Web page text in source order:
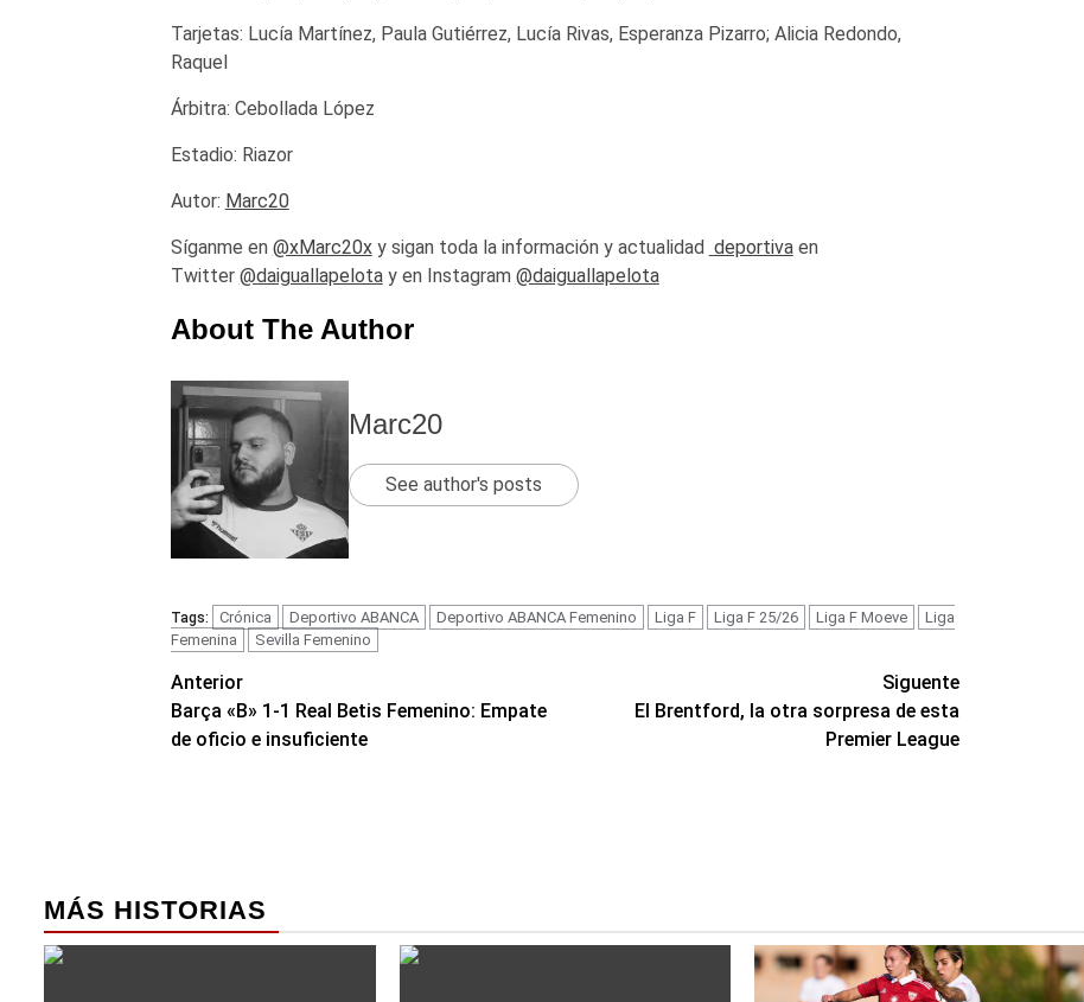
Tarjetas: Lucía Martínez, Paula Gutiérrez, Lucía Rivas, Esperanza Pizarro; Alicia Redondo,
Raquel
Árbitra: Cebollada López
Estadio: Riazor
Autor: Marc20
Síganme en @xMarc20xy sigan toda la información y actualidad deportivaen
Twitter @daiguallapelotay en Instagram @daiguallapelota
About The Author
Marc20
See author's posts
Tags: Crónica Deportivo ABANCA Deportivo ABANCA Femenino Liga F Liga F 25/26 Liga F Moeve
Liga
Femenina
Sevilla Femenino
Navegación
de
Anterior
Barça «B» 1-1 Real Betis Femenino: Empate
de oficio e insuficiente
Siguente
El Brentford, la otra sorpresa de esta
Premier League
MÁS HISTORIAS